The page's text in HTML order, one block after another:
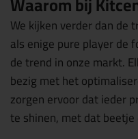
We kijken verder dan de
als enige pure player de
de trend in onze markt.
bezig met het
zorgen ervoor dat ieder
te shinen, met dat